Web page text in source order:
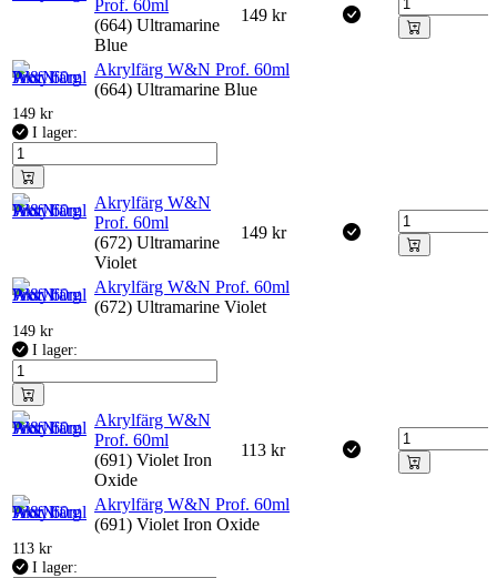
Prof. 60ml
(664) Ultramarine
Blue
149 kr
Akrylfärg W&N Prof. 60ml
(664) Ultramarine Blue
149 kr
I lager:
Akrylfärg W&N
Prof. 60ml
(672) Ultramarine
Violet
149 kr
Akrylfärg W&N Prof. 60ml
(672) Ultramarine Violet
149 kr
I lager:
Akrylfärg W&N
Prof. 60ml
(691) Violet Iron
Oxide
113 kr
Akrylfärg W&N Prof. 60ml
(691) Violet Iron Oxide
113 kr
I lager: